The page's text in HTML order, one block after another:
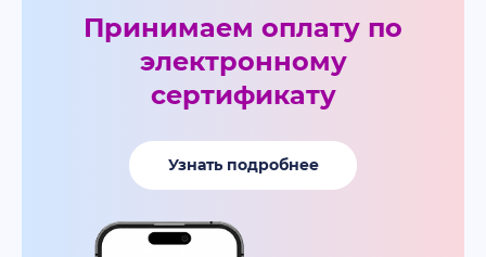
Принимаем оплату по
электронному
сертификату
Узнать подробнее